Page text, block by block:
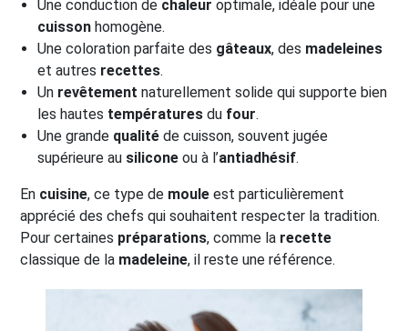
Une conduction de chaleur optimale, idéale pour une
cuisson homogène.
Une coloration parfaite des gâteaux, des madeleines
et autres recettes.
Un revêtement naturellement solide qui supporte bien
les hautes températures du four.
Une grande qualité de cuisson, souvent jugée
supérieure au silicone ou à l’antiadhésif.
En cuisine, ce type de moule est particulièrement
apprécié des chefs qui souhaitent respecter la tradition.
Pour certaines préparations, comme la recette
classique de la madeleine, il reste une référence.